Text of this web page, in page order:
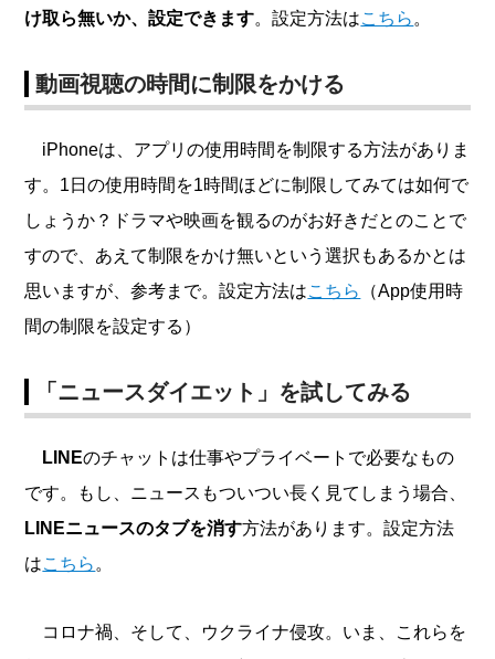
け取ら無いか、設定できます。設定方法はこちら 。
動画視聴の時間に制限をかける
iPhoneは、アプリの使用時間を制限する方法がありま
す。1日の使用時間を1時間ほどに制限してみては如何で
しょうか？ドラマや映画を観るのがお好きだとのことで
すので、あえて制限をかけ無いという選択もあるかとは
思いますが、参考まで。設定方法はこちら
（App使用時
間の制限を設定する）
「ニュースダイエット」を試してみる
LINEのチャットは仕事やプライベートで必要なもの
です。もし、ニュースもついつい長く見てしまう場合、
LINEニュースのタブを消す方法があります。設定方法
はこちら 。
コロナ禍、そして、ウクライナ侵攻。いま、これらを